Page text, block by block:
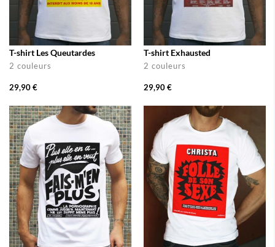
T-shirt Les Queutardes
2 couleurs
29,90 €
T-shirt Exhausted
2 couleurs
29,90 €